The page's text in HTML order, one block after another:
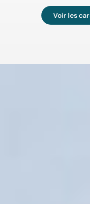
Voir les